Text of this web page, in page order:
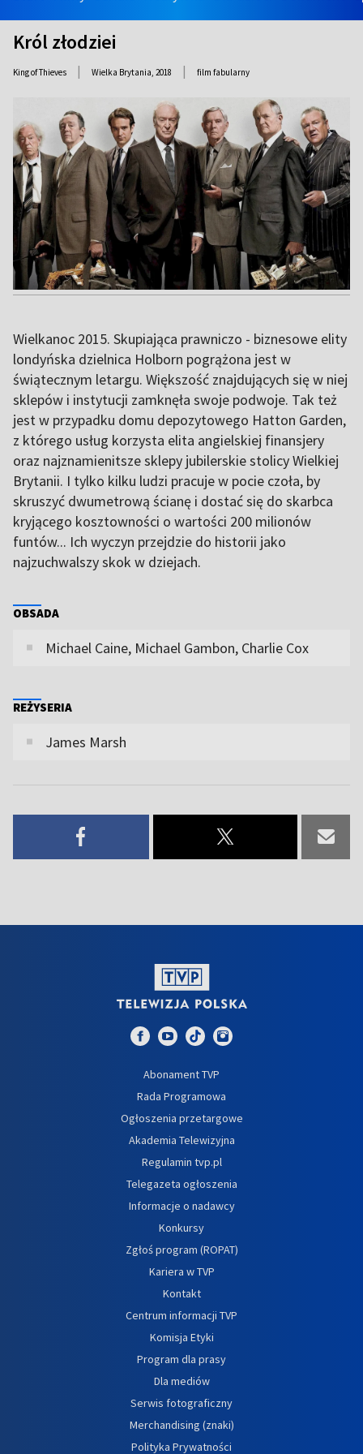
Król złodziei
King of Thieves | Wielka Brytania, 2018 | film fabularny
Wielkanoc 2015. Skupiająca prawniczo - biznesowe elity
londyńska dzielnica Holborn pogrążona jest w
świątecznym letargu. Większość znajdujących się w niej
sklepów i instytucji zamknęła swoje podwoje. Tak też
jest w przypadku domu depozytowego Hatton Garden,
z którego usług korzysta elita angielskiej finansjery
oraz najznamienitsze sklepy jubilerskie stolicy Wielkiej
Brytanii. I tylko kilku ludzi pracuje w pocie czoła, by
skruszyć dwumetrową ścianę i dostać się do skarbca
kryjącego kosztowności o wartości 200 milionów
funtów... Ich wyczyn przejdzie do historii jako
najzuchwalszy skok w dziejach.
OBSADA
Michael Caine, Michael Gambon, Charlie Cox
REŻYSERIA
James Marsh
Abonament TVP
Rada Programowa
Ogłoszenia przetargowe
Akademia Telewizyjna
Regulamin tvp.pl
Telegazeta ogłoszenia
Informacje o nadawcy
Konkursy
Zgłoś program (ROPAT)
Kariera w TVP
Kontakt
Centrum informacji TVP
Komisja Etyki
Program dla prasy
Dla mediów
Serwis fotograficzny
Merchandising (znaki)
Polityka Prywatności